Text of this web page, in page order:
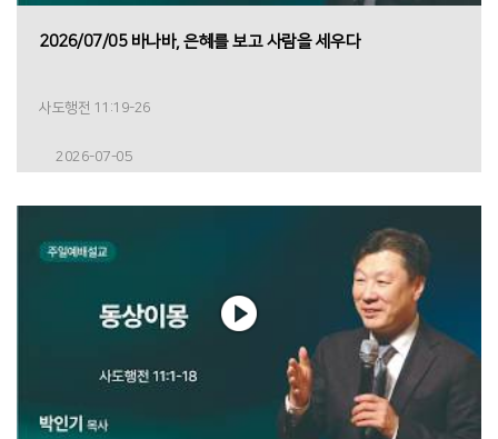
2026/07/05 바나바, 은혜를 보고 사람을 세우다
사도행전 11:19-26
2026-07-05